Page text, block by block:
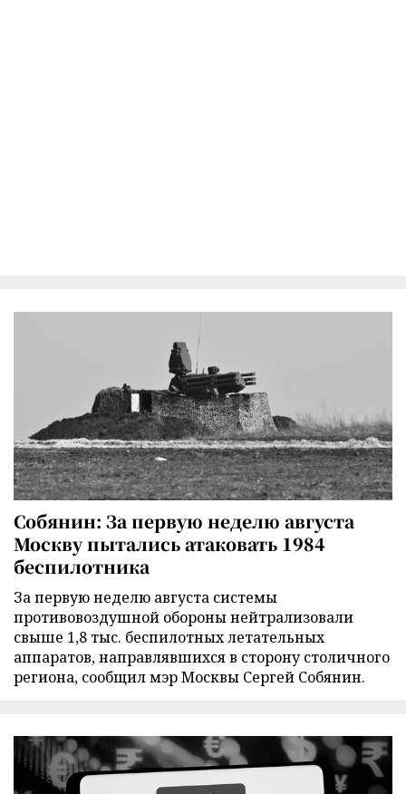
Собянин: За первую неделю августа
Москву пытались атаковать 1984
беспилотника
За первую неделю августа системы
противовоздушной обороны нейтрализовали
свыше 1,8 тыс. беспилотных летательных
аппаратов, направлявшихся в сторону столичного
региона, сообщил мэр Москвы Сергей Собянин.